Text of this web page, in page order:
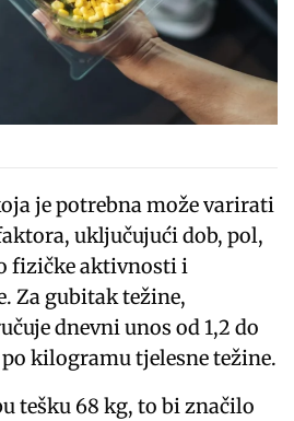
je potrebna može varirati
uključujući dob, pol,
fizičke aktivnosti i
Za gubitak težine,
dnevni unos od 1,2 do
kilogramu tjelesne težine.
tešku 68 kg, to bi značilo